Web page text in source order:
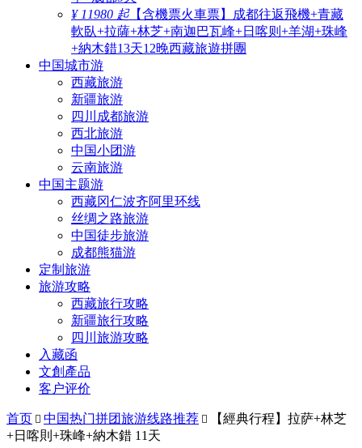
¥ 11980 起【含機票火車票】成都往返飛機+青藏
軟臥+拉薩+林芝+南迦巴瓦峰+日喀则+羊湖+珠峰
+納木錯13天12晚西藏旅遊拼團
中国城市游
西藏旅游
新疆旅游
四川成都旅游
西北旅游
中国小团游
云南旅游
中国主题游
西藏冈仁波齐阿里环线
丝绸之路旅游
中国徒步旅游
成都熊猫游
定制旅游
旅游攻略
西藏旅行攻略
新疆旅行攻略
四川旅游攻略
入藏函
文創產品
客户评价
首页  中国热门拼团旅游线路推荐 
【經典行程】拉萨+林芝
+日喀則+珠峰+納木錯 11天